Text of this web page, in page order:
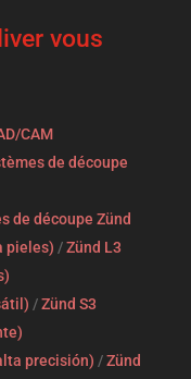
vous
CAM
de découpe
de découpe Zünd
pieles) /Zünd L3
/Zünd S3
precisión) /Zünd